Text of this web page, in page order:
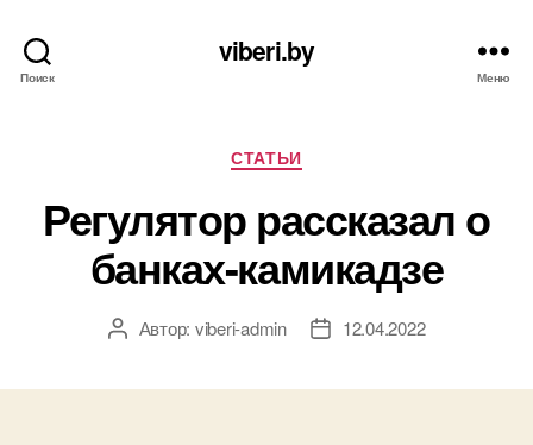
Поиск
viberi.by
Меню
Рубрики
СТАТЬИ
Регулятор рассказал о
банках-камикадзе
АвторАвтор: viberi-admin
Дата12.04.2022